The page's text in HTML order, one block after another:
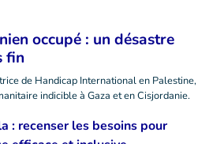
occupé : un désastre
fin
de Handicap International en Palestine,
indicible à Gaza et en Cisjordanie.